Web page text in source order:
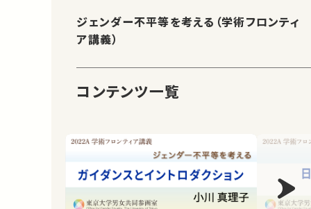
ジェンダー不平等を考える（学術フロンティ
ア講義）
コンテンツ一覧